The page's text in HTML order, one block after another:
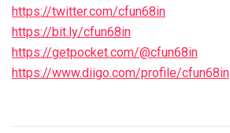
https://twitter.com/cfun68in
https://bit.ly/cfun68in
https://getpocket.com/@cfun68in
https://www.diigo.com/profile/cfun68in